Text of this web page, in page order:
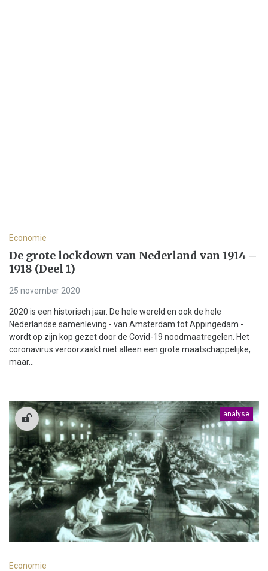
Economie
De grote lockdown van Nederland van 1914 –
1918 (Deel 1)
25 november 2020
2020 is een historisch jaar. De hele wereld en ook de hele
Nederlandse samenleving - van Amsterdam tot Appingedam -
wordt op zijn kop gezet door de Covid-19 noodmaatregelen. Het
coronavirus veroorzaakt niet alleen een grote maatschappelijke,
maar...
analyse
Economie